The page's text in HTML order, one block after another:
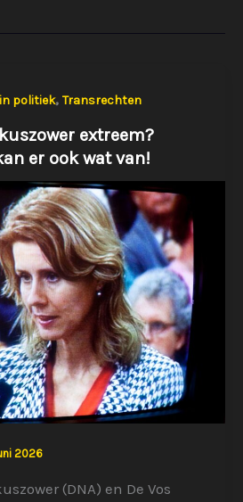
politiek, Transrechten
extreem?
er ook wat van!
2026
(DNA) en De Vos